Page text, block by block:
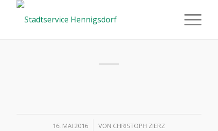
16. MAI 2016
/ VON CHRISTOPH ZIERZ